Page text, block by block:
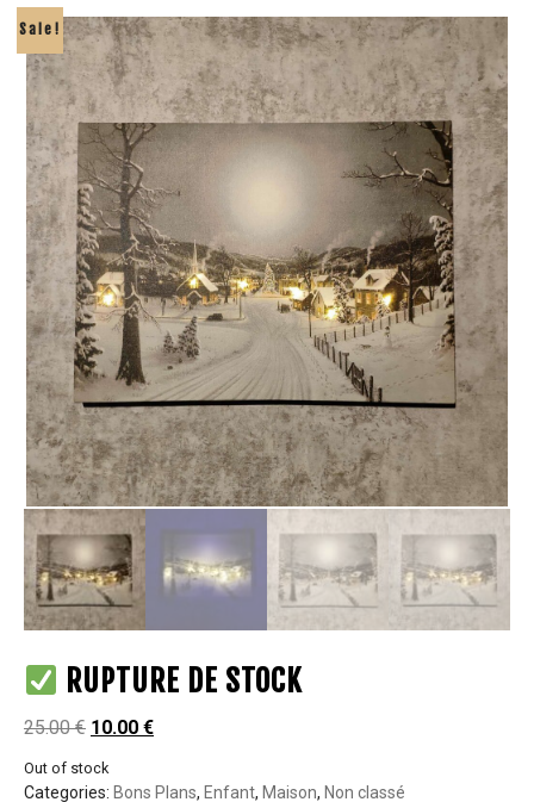
Sale!
RUPTURE DE STOCK
25.00€ 10.00 €
Out of stock
Categories: Bons Plans, Enfant, Maison, Non classé